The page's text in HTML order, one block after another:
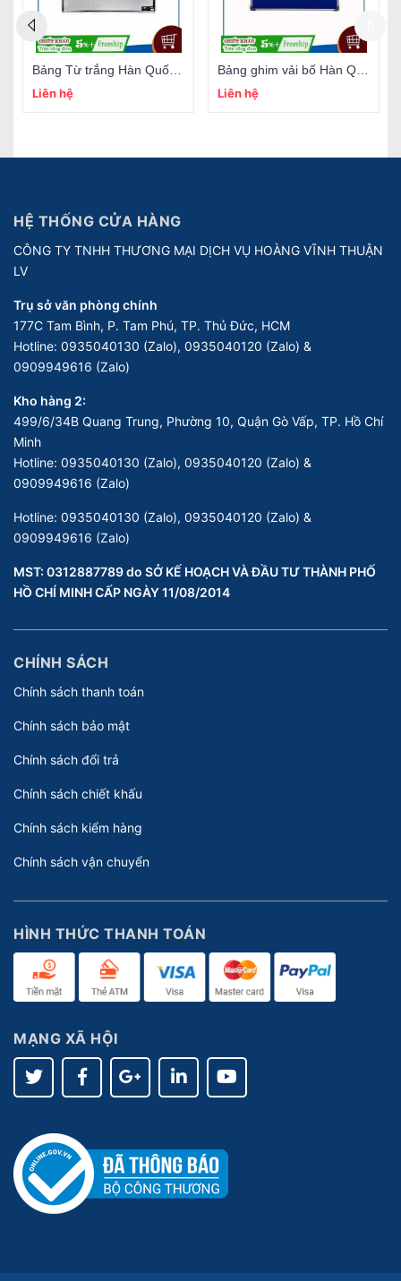
Liên hệ
Liên hệ
HỆ THỐNG CỬA HÀNG
CÔNG TY TNHH THƯƠNG MẠI DỊCH VỤ HOÀNG VĨNH THUẬN
LV
Trụ sở văn phòng chính
177C Tam Bình, P. Tam Phú, TP. Thủ Đức, HCM
Hotline: 0935040130 (Zalo), 0935040120 (Zalo) &
0909949616 (Zalo)
Kho hàng 2:
499/6/34B Quang Trung, Phường 10, Quận Gò Vấp, TP. Hồ Chí
Minh
Hotline: 0935040130 (Zalo), 0935040120 (Zalo) &
0909949616 (Zalo)
Hotline: 0935040130 (Zalo), 0935040120 (Zalo) &
0909949616 (Zalo)
MST: 0312887789 do SỞ KẾ HOẠCH VÀ ĐẦU TƯ THÀNH PHỐ
HỒ CHÍ MINH CẤP NGÀY 11/08/2014
CHÍNH SÁCH
Chính sách thanh toán
Chính sách bảo mật
Chính sách đổi trả
Chính sách chiết khấu
Chính sách kiểm hàng
Chính sách vận chuyển
HÌNH THỨC THANH TOÁN
MẠNG XÃ HỘI